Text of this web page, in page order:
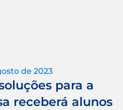
de 2023
para a
receberá alunos